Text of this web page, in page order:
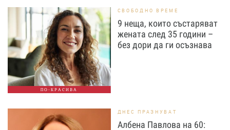
ПО-КРАСИВА
СВОБОДНО ВРЕМЕ
9 неща, които състаряват
жената след 35 години –
без дори да ги осъзнава
ДНЕС ПРАЗНУВАТ
Албена Павлова на 60: